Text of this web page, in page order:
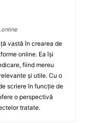
vastă în crearea de
online. Ea își
fiind mereu
și utile. Cu o
scriere în funcție de
o perspectivă
tratate.